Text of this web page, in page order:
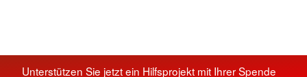
Unterstützen Sie jetzt ein Hilfsprojekt mit Ihrer Spende